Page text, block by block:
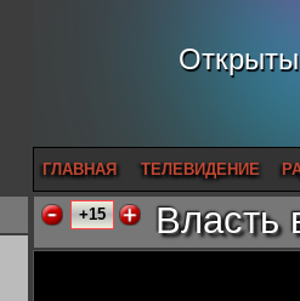
ГЛАВНАЯ ТЕЛЕВИДЕНИЕ
+15 Власть